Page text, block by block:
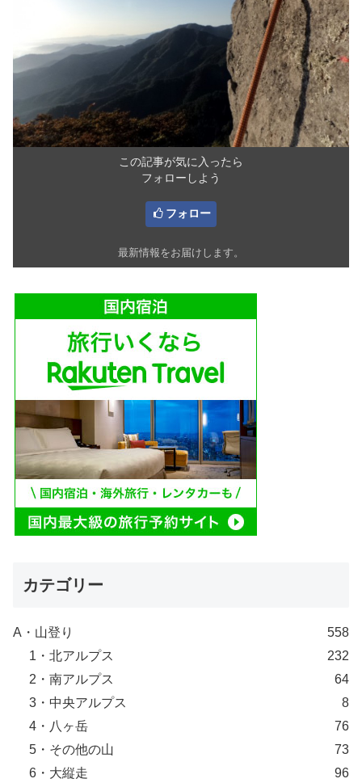
この記事が気に入ったら
フォローしよう
フォロー
最新情報をお届けします。
カテゴリー
A・山登り
558
1・北アルプス
232
2・南アルプス
64
3・中央アルプス
8
4・八ヶ岳
76
5・その他の山
73
6・大縦走
96